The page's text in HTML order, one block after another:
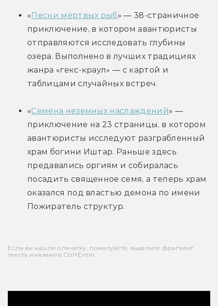
«Песни мёртвых рыб» — 38-страничное
приключение, в котором авантюристы
отправляются исследовать глубины
озера. Выполнено в лучших традициях
жанра «гекс-краул» — с картой и
таблицами случайных встреч.
«Семена неземных наслаждений» —
приключение на 23 страницы, в котором
авантюристы исследуют разграбленный
храм богини Иштар. Раньше здесь
предавались оргиям и собиралась
посадить священное семя, а теперь храм
оказался под властью демона по имени
Пожиратель структур.
Если вы нашли опечатку, пожалуйста, выделите фрагмент
текста и нажмите Ctrl+Enter.